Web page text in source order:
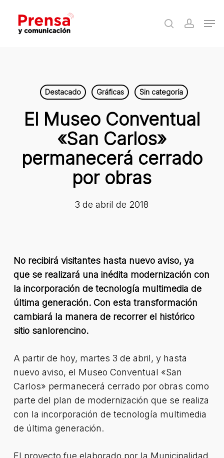
main
search
Destacado Gráficas Sin categoría
El Museo Conventual
«San Carlos»
permanecerá cerrado
por obras
3 de abril de 2018
No recibirá visitantes hasta nuevo aviso, ya
que se realizará una inédita modernización con
la incorporación de tecnología multimedia de
última generación. Con esta transformación
cambiará la manera de recorrer el histórico
sitio sanlorencino.
A partir de hoy, martes 3 de abril, y hasta
nuevo aviso, el Museo Conventual «San
Carlos» permanecerá cerrado por obras como
parte del plan de modernización que se realiza
con la incorporación de tecnología multimedia
de última generación.
El proyecto fue elaborado por la Municipalidad